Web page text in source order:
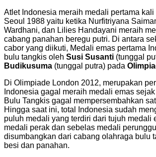
Atlet Indonesia meraih medali pertama
Seoul 1988 yaitu ketika Nurfitriyana
Wardhani, dan Lilies Handayani meraih
cabang panahan beregu putri. Di antara
cabor yang diikuti, Medali emas pertama
bulu tangkis oleh Susi Susanti (tunggal
Budikusuma (tunggal putra) pada
Di Olimpiade London 2012, merupakan
Indonesia gagal meraih medali emas
Bulu Tangkis gagal mempersembahkan
Hingga saat ini, total Indonesia sudah
puluh medali yang terdiri dari tujuh medali
medali perak dan sebelas medali
disumbangkan dari cabang olahraga bulu
besi dan panahan.